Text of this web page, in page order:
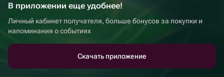
В приложении еще удобнее!
Личный кабинет получателя, больше бонусов за покупки и
напоминания о событиях
Скачать приложение